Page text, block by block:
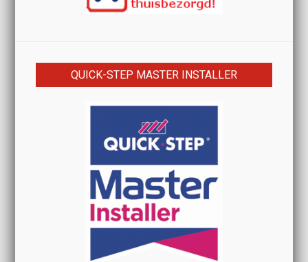
QUICK-STEP MASTER INSTALLER